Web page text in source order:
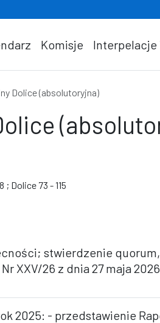
Komisje Interpelacje
Dolice (absolutoryjna)
; Dolice 73 - 115
stwierdzenie
XXV/26 z dnia 27 maja
2025: - przedstawienie